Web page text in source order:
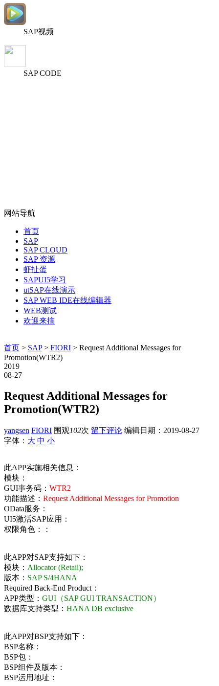
SAP视频
SAP CODE
网站导航
首页
SAP
SAP CLOUD
SAP 资源
虾扯蛋
SAPUI5学习
utSAP在线演示
SAP WEB IDE在线编辑器
WEB测试
欢迎来搞
首页 > SAP> FIORI > Request Additional Messages for
Promotion(WTR2)
2019
08-27
Request Additional Messages for
Promotion(WTR2)
yangsen FIORI 围观102次 留下评论 编辑日期： 2019-08-27
字体： 大 中 小
此APP实施相关信息：
模块：
GUI事务码： WTR2
功能描述： Request Additional Messages for Promotion
OData服务：
UI5激活SAP应用：
权限角色：：
此APP对SAP支持如下：
模块： Allocator (Retail);
版本： SAP S/4HANA
Required Back-End Product：
APP类型： GUI（SAP GUI TRANSACTION）
数据库支持类型： HANA DB exclusive
此APP对BSP支持如下：
BSP名称：
BSP包：
BSP组件及版本：
BSP运用地址：